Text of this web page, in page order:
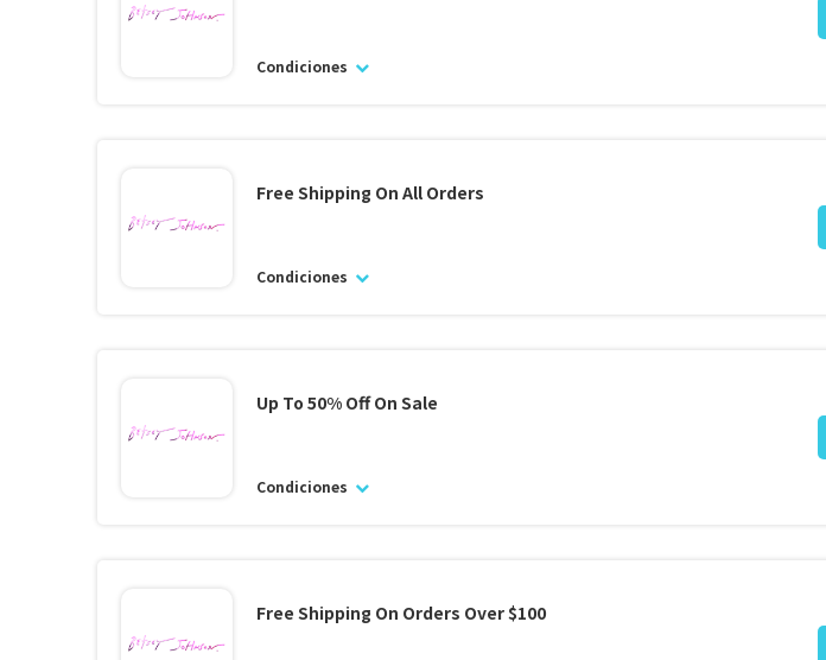
Condiciones
Free Shipping On All Orders
Condiciones
Up To 50% Off On Sale
Condiciones
Free Shipping On Orders Over $100